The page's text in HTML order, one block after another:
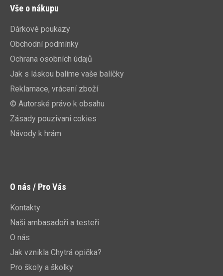
Vše o nákupu
Dárkové poukazy
Obchodní podmínky
Ochrana osobních údajů
Jak s láskou balíme vaše balíčky
Reklamace, vrácení zboží
© Autorské právo k obsahu
Zásady pouzivani cokies
Návody k hrám
O nás / Pro Vás
Kontakty
Naši ambasadoři a testeři
O nás
Jak vznikla Chytrá opička?
Pro školy a školky